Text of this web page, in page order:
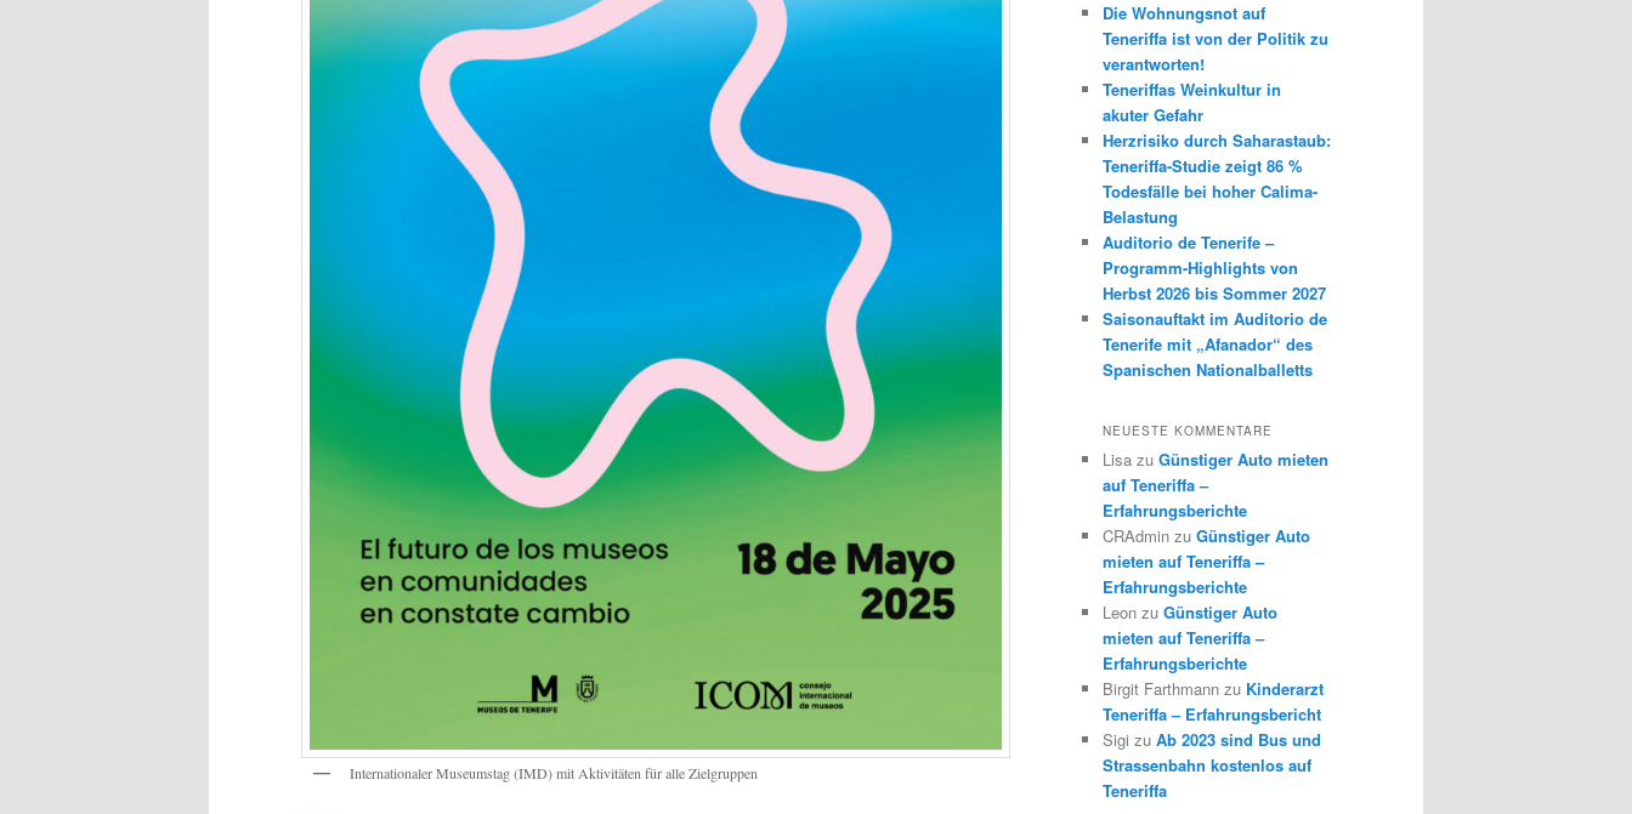
Internationaler Museumstag (IMD) mit Aktivitäten für alle Zielgruppen
Die Wohnungsnot auf
Teneriffa ist von der Politik zu
verantworten!
Teneriffas Weinkultur in
akuter Gefahr
Herzrisiko durch Saharastaub:
Teneriffa-Studie zeigt 86 %
Todesfälle bei hoher Calima-
Belastung
Auditorio de Tenerife –
Programm-Highlights von
Herbst 2026 bis Sommer 2027
Saisonauftakt im Auditorio de
Tenerife mit „Afanador“ des
Spanischen Nationalballetts
NEUESTE KOMMENTARE
Lisa zu Günstiger Auto mieten
auf Teneriffa –
Erfahrungsberichte
CRAdmin zu Günstiger Auto
mieten auf Teneriffa –
Erfahrungsberichte
Leon zu Günstiger Auto
mieten auf Teneriffa –
Erfahrungsberichte
Birgit Farthmann zu Kinderarzt
Teneriffa – Erfahrungsbericht
Sigi zu Ab 2023 sind Bus und
Strassenbahn kostenlos auf
Teneriffa